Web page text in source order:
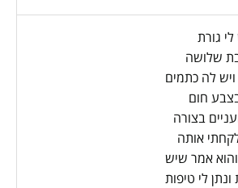
גורת
שלושה
ויש לה כתמים
חום
בצורה
אותה
והוא אמר שיש
לי טיפות